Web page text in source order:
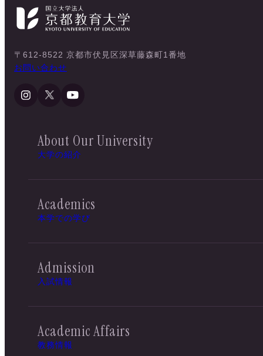
〒612-8522 京都市伏見区深草藤森町1番地
お問い合わせ
About Our University
大学の紹介
Academics
本学での学び
Admission
入試情報
Academic Affairs
教務情報